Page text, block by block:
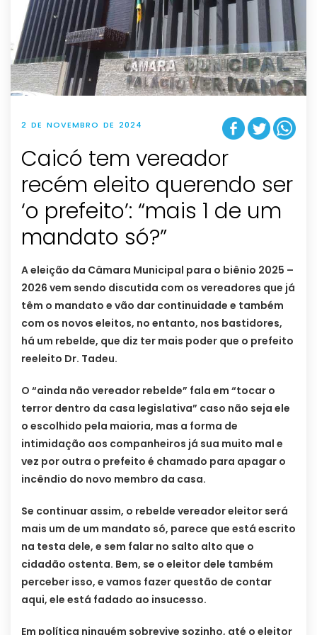
2 DE NOVEMBRO DE 2024
Caicó tem vereador
recém eleito querendo ser
‘o prefeito’: “mais 1 de um
mandato só?”
A eleição da Câmara Municipal para o biênio 2025 –
2026 vem sendo discutida com os vereadores que já
têm o mandato e vão dar continuidade e também
com os novos eleitos, no entanto, nos bastidores,
há um rebelde, que diz ter mais poder que o prefeito
reeleito Dr. Tadeu.
O “ainda não vereador rebelde” fala em “tocar o
terror dentro da casa legislativa” caso não seja ele
o escolhido pela maioria, mas a forma de
intimidação aos companheiros já sua muito mal e
vez por outra o prefeito é chamado para apagar o
incêndio do novo membro da casa.
Se continuar assim, o rebelde vereador eleitor será
mais um de um mandato só, parece que está escrito
na testa dele, e sem falar no salto alto que o
cidadão ostenta. Bem, se o eleitor dele também
perceber isso, e vamos fazer questão de contar
aqui, ele está fadado ao insucesso.
Em política ninguém sobrevive sozinho, até o eleitor